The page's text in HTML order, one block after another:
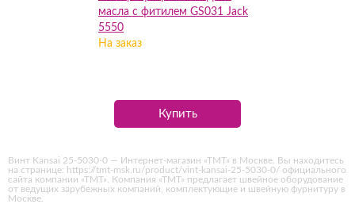
масла с фитилем GS031 Jack
5550
На заказ
Купить
Винт Kansai 25-5030-0 — Интернет-магазин «ТМТ» в Москве. Вы находитесь
на странице: https://tmt-msk.ru/product/vint-kansai-25-5030-0/ официального
сайта компании «ТМТ». Компания «ТМТ» предлагает швейное оборудование
от ведущих зарубежных компаний, комплектующие и швейную фурнитуру в
Москве.